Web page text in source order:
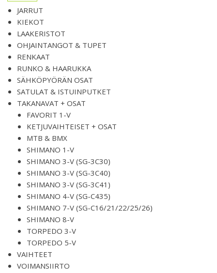
JARRUT
KIEKOT
LAAKERISTOT
OHJAINTANGOT & TUPET
RENKAAT
RUNKO & HAARUKKA
SÄHKÖPYÖRÄN OSAT
SATULAT & ISTUINPUTKET
TAKANAVAT + OSAT
FAVORIT 1-V
KETJUVAIHTEISET + OSAT
MTB & BMX
SHIMANO 1-V
SHIMANO 3-V (SG-3C30)
SHIMANO 3-V (SG-3C40)
SHIMANO 3-V (SG-3C41)
SHIMANO 4-V (SG-C435)
SHIMANO 7-V (SG-C16/21/22/25/26)
SHIMANO 8-V
TORPEDO 3-V
TORPEDO 5-V
VAIHTEET
VOIMANSIIRTO